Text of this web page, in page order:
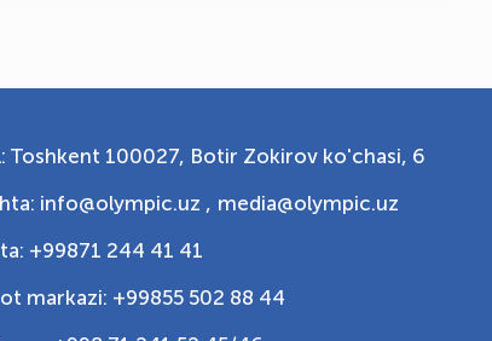
Toshkent 100027, Botir Zokirov ko'chasi, 6
info@olympic.uz , media@olympic.uz
+99871 244 41 41
markazi: +99855 502 88 44